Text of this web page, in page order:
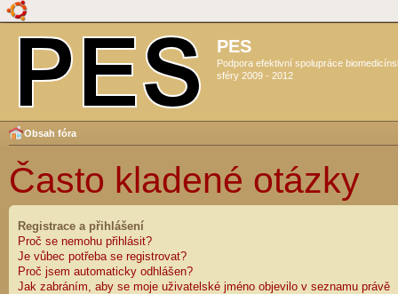
PES
Podpora efektivní spolupráce
sféry 2009 - 2012
Obsah fóra
Často kladené otázky
Registrace a přihlášení
Proč se nemohu přihlásit?
Je vůbec potřeba se registrovat?
Proč jsem automaticky odhlášen?
Jak zabráním, aby se moje uživatelské jméno objevilo v seznamu právě